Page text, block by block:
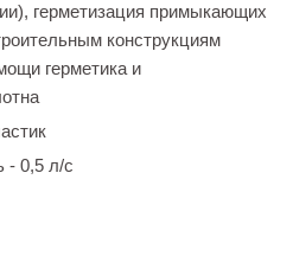
герметизация примыкающих
конструкциям
герметика и
- 0,5 л/с